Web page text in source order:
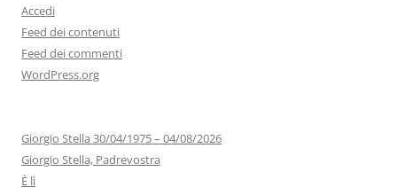
Accedi
Feed dei contenuti
Feed dei commenti
WordPress.org
Giorgio Stella 30/04/1975 – 04/08/2026
Giorgio Stella, Padrevostra
È lì